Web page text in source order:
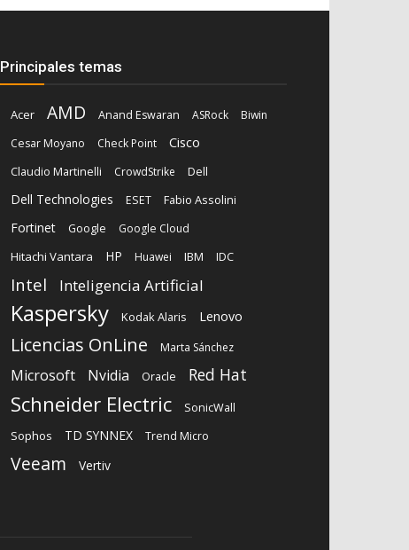
Principales temas
Acer AMD Anand Eswaran ASRock
Biwin
Cesar Moyano
Check Point Cisco
Claudio Martinelli CrowdStrike Dell
Dell Technologies ESET Fabio Assolini
Fortinet Google Google Cloud
Hitachi Vantara HP Huawei IBM IDC
Intel Inteligencia Artificial
Kaspersky Kodak Alaris Lenovo
Licencias OnLine Marta Sánchez
Microsoft Nvidia Oracle Red Hat
Schneider Electric SonicWall
Sophos TD SYNNEX Trend Micro
Veeam Vertiv